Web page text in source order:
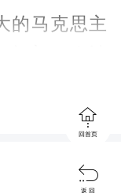
马克思主
家、政治
领导人之
勋，是以毛
代中央领导

回首页

返 回